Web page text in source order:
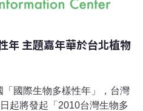
年 主題嘉年華於台北植物
國際生物多樣性年」，台灣
起將發起「2010台灣生物多